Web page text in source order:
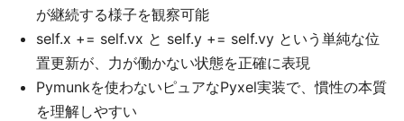
が継続する様子を観察可能
self.x += self.vx と self.y += self.vy という単純な位
置更新が、力が働かない状態を正確に表現
Pymunkを使わないピュアなPyxel実装で、慣性の本質
を理解しやすい